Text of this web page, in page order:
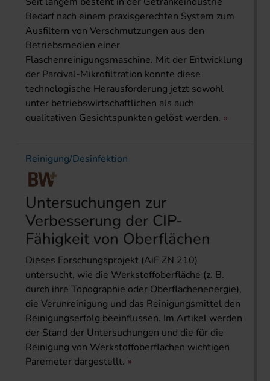
Bedarf nach einem praxisgerechten System zum
Ausfiltern von Verschmutzungen aus den
Betriebsmedien einer
Flaschenreinigungsmaschine. Mit der Entwicklung
der Parcival-Mikrofiltration konnte diese
technologische Herausforderung jetzt sowohl
unter betriebswirtschaftlichen als auch
qualitativen Gesichtspunkten gelöst werden.
Reinigung/Desinfektion
Untersuchungen zur
Verbesserung der CIP-
Fähigkeit von Oberflächen
Dieses Forschungsprojekt (AiF ZN 210)
untersucht, wie die Werkstoffoberfläche (z. B.
durch ihre Topographie oder Oberflächenenergie),
die Verunreinigung und das Reinigungsmittel den
Reinigungserfolg beeinflussen. Im Artikel werden
der Stand der Untersuchungen und die für die
Reinigung von Werkstoffoberflächen wichtigen
Paremeter dargestellt.